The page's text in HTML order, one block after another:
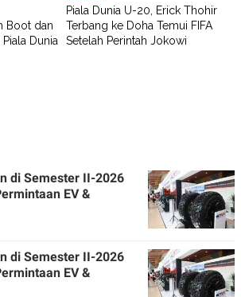
Boot dan
Dunia
Piala Dunia U-20, Erick Thohir
Terbang ke Doha Temui FIFA
Setelah Perintah Jokowi
di Semester II-2026
EV &
di Semester II-2026
EV &